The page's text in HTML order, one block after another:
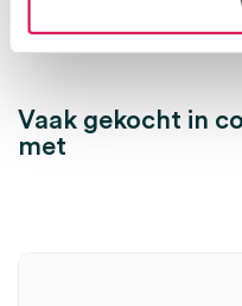
Vaak gekocht in
met